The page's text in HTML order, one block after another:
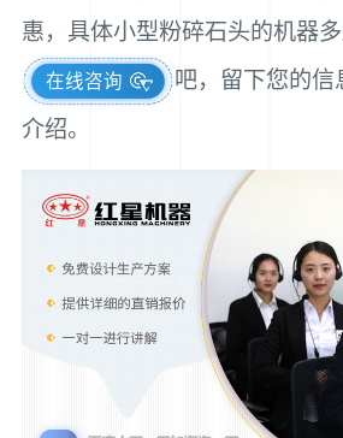
惠，具体小型粉碎石头的机器
在线咨询
吧，留下您的信
介绍。